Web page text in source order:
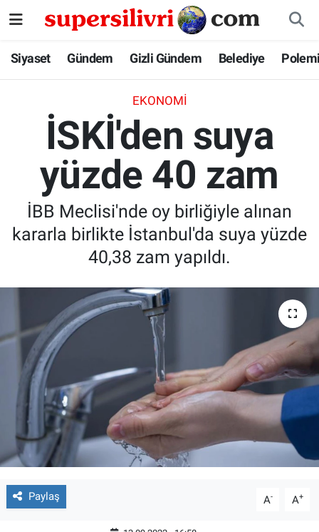
Siyaset Gündem Gizli Gündem Belediye
EKONOMI
İSKİ'den suya
yüzde 40 zam
İBB Meclisi'nde oy birliğiyle alınan
kararla birlikte İstanbul'da suya yüzde
40,38 zam yapıldı.
Paylaş A- A+
Siyaset
Gizli Gündem
Belediye
Polemik
İstanbul Nöbetçi Eczaneler
İstanbul Namaz Vakitleri
İstanbul Trafik Yoğunluk Haritası
Süper Lig Puan Durumu ve Fikstür
Tüm Manşetler
Haber Arşivi